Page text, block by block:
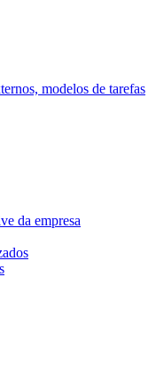
modelos de tarefas
da empresa